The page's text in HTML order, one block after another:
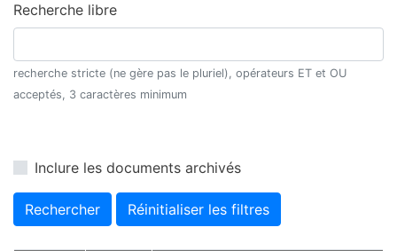
Recherche libre
recherche stricte (ne gère pas le pluriel), opérateurs ET et OU
acceptés, 3 caractères minimum
Inclure les documents archivés
Rechercher Réinitialiser les filtres